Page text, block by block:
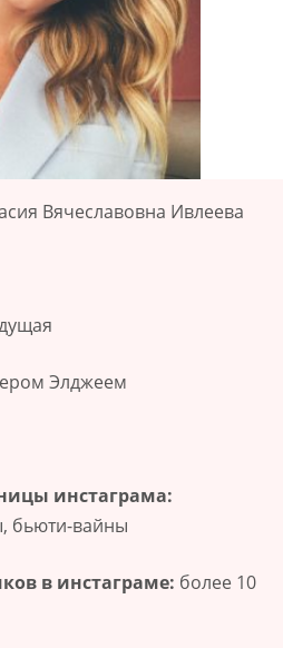
Вячеславовна Ивлеева
Элджеем
инстаграма:
бьюти-вайны
в инстаграме: более 10